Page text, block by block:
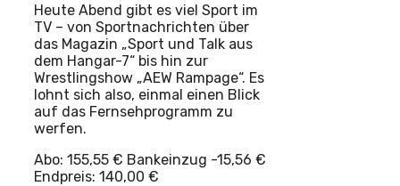
Heute Abend gibt es viel Sport im
TV – von Sportnachrichten über
das Magazin „Sport und Talk aus
dem Hangar-7“ bis hin zur
Wrestlingshow „AEW Rampage“. Es
lohnt sich also, einmal einen Blick
auf das Fernsehprogramm zu
werfen.
Abo: 155,55 € Bankeinzug -15,56 €
Endpreis: 140,00 €